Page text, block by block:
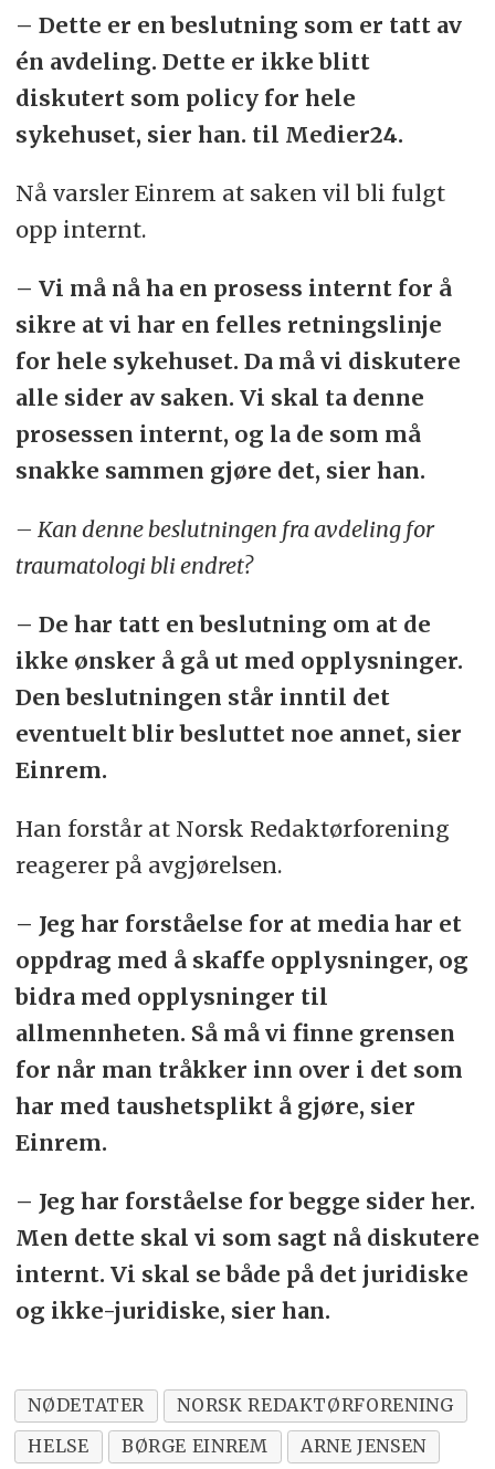
– Dette er en beslutning som er tatt av
én avdeling. Dette er ikke blitt
diskutert som policy for hele
sykehuset, sier han. til Medier24.
Nå varsler Einrem at saken vil bli fulgt
opp internt.
– Vi må nå ha en prosess internt for å
sikre at vi har en felles retningslinje
for hele sykehuset. Da må vi diskutere
alle sider av saken. Vi skal ta denne
prosessen internt, og la de som må
snakke sammen gjøre det, sier han.
– Kan denne beslutningen fra avdeling for
traumatologi bli endret?
– De har tatt en beslutning om at de
ikke ønsker å gå ut med opplysninger.
Den beslutningen står inntil det
eventuelt blir besluttet noe annet, sier
Einrem.
Han forstår at Norsk Redaktørforening
reagerer på avgjørelsen.
– Jeg har forståelse for at media har et
oppdrag med å skaffe opplysninger, og
bidra med opplysninger til
allmennheten. Så må vi finne grensen
for når man tråkker inn over i det som
har med taushetsplikt å gjøre, sier
Einrem.
– Jeg har forståelse for begge sider her.
Men dette skal vi som sagt nå diskutere
internt. Vi skal se både på det juridiske
og ikke-juridiske, sier han.
NØDETATER
NORSK REDAKTØRFORENING
HELSE
BØRGE EINREM
ARNE JENSEN